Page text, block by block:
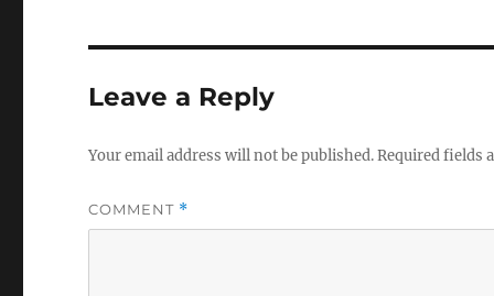
Leave a Reply
Your email address will not be published.Required fields
COMMENT *